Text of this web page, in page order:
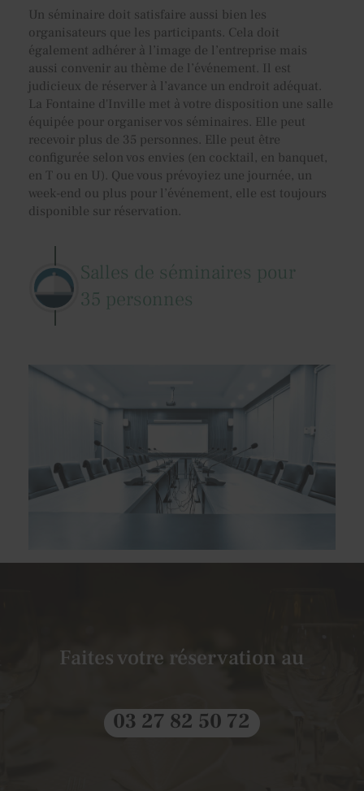
Un séminaire doit satisfaire aussi bien les
organisateurs que les participants. Cela doit
également adhérer à l’image de l’entreprise mais
aussi convenir au thème de l’événement. Il est
judicieux de réserver à l’avance un endroit adéquat.
La Fontaine d'Inville met à votre disposition une salle
équipée pour organiser vos séminaires. Elle peut
recevoir plus de 35 personnes. Elle peut être
configurée selon vos envies (en cocktail, en banquet,
en T ou en U). Que vous prévoyiez une journée, un
week-end ou plus pour l’événement, elle est toujours
disponible sur réservation.
Salles de séminaires pour
35 personnes
Faites votre réservation au
03 27 82 50 72